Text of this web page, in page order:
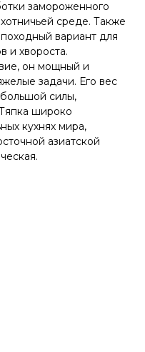
замороженного
среде. Также
вариант для
и хвороста.
он мощный и
задачи. Его вес
силы,
широко
кухнях мира,
азиатской